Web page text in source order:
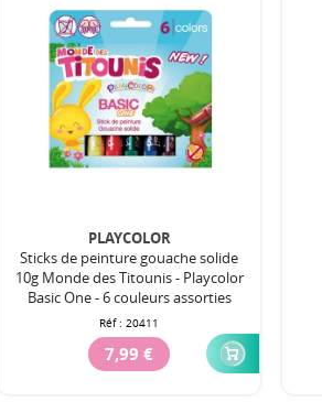
PLAYCOLOR
Sticks de peinture gouache solide
10g Monde des Titounis - Playcolor
Basic One - 6 couleurs assorties
Réf :20411
7,99 €